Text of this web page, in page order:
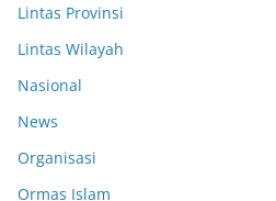
Lintas Provinsi
Lintas Wilayah
Nasional
News
Organisasi
Ormas Islam